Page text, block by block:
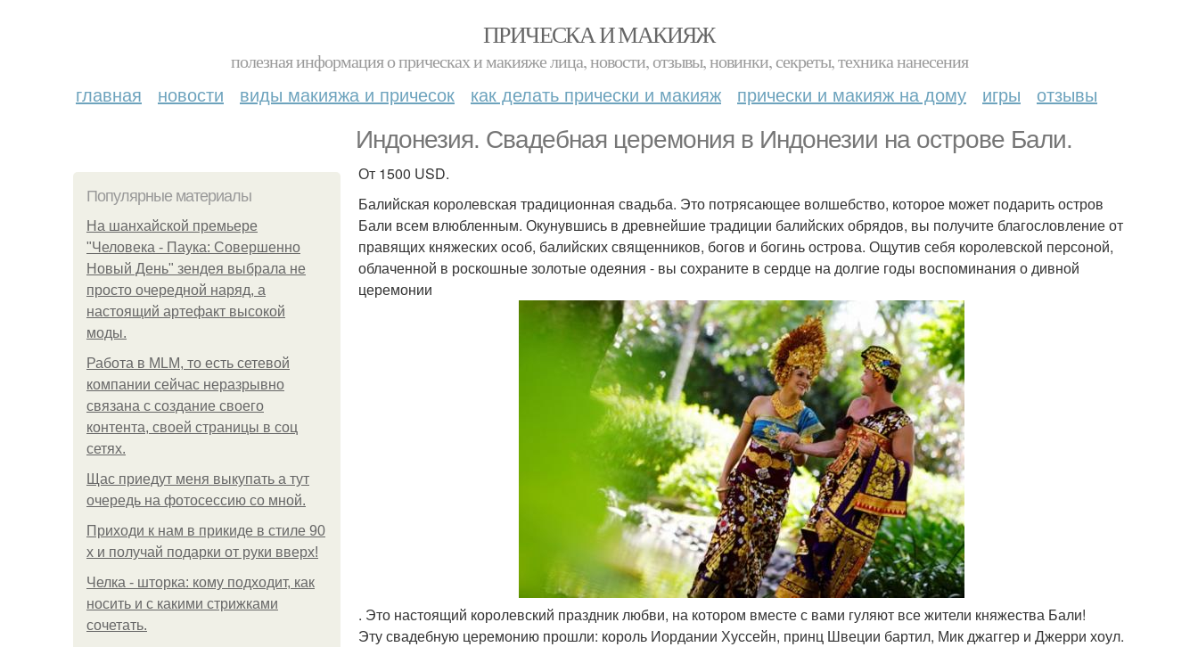
ПРИЧЕСКА И МАКИЯЖ
полезная информация о прическах и макияже лица, новости, отзывы, новинки, секреты, техника нанесения
главная новости виды макияжа и причесок как делать прически и макияж прически и макияж на дому игры отзывы
Индонезия. Свадебная церемония в Индонезии на острове Бали.
Популярные материалы
На шанхайской премьере
"Человека - Паука: Совершенно
Новый День" зендея выбрала не
просто очередной наряд, а
настоящий артефакт высокой
моды.
Работа в MLM, то есть сетевой
компании сейчас неразрывно
связана с создание своего
контента, своей страницы в соц
сетях.
Щас приедут меня выкупать а тут
очередь на фотосессию со мной.
Приходи к нам в прикиде в стиле 90
х и получай подарки от руки вверх!
Челка - шторка: кому подходит, как
носить и с какими стрижками
сочетать.
От 1500 USD.
Балийская королевская традиционная свадьба. Это потрясающее волшебство, которое может подарить остров
Бали всем влюбленным. Окунувшись в древнейшие традиции балийских обрядов, вы получите благословление от
правящих княжеских особ, балийских священников, богов и богинь острова. Ощутив себя королевской персоной,
облаченной в роскошные золотые одеяния - вы сохраните в сердце на долгие годы воспоминания о дивной
церемонии
. Это настоящий королевский праздник любви, на котором вместе с вами гуляют все жители княжества Бали!
Эту свадебную церемонию прошли: король Иордании Хуссейн, принц Швеции бартил, Мик джаггер и Джерри хоул.